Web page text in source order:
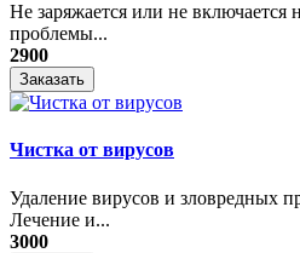
Не заряжается или не включается
проблемы...
2900
Заказать
Чистка от вирусов
Удаление вирусов и зловредных
Лечение и...
3000